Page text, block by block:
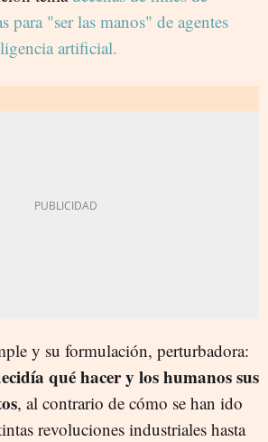
para "ser las manos" de agentes
artificial.
y su formulación, perturbadora:
qué hacer y los humanos sus
, al contrario de cómo se han ido
revoluciones industriales hasta